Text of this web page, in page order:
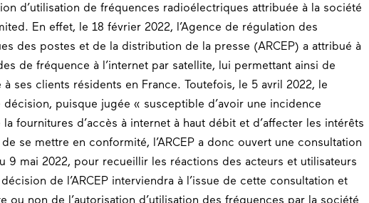
d’utilisation de fréquences radioélectriques attribuée à la société
En effet, le 18 février 2022, l’Agence de régulation des
des postes et de la distribution de la presse (ARCEP) a attribué à
de fréquence à l’internet par satellite, lui permettant ainsi de
ses clients résidents en France. Toutefois, le 5 avril 2022, le
décision, puisque jugée « susceptible d’avoir une incidence
fournitures d’accès à internet à haut débit et d’affecter les intérêts
se mettre en conformité, l’ARCEP a donc ouvert une consultation
9 mai 2022, pour recueillir les réactions des acteurs et utilisateurs
de l’ARCEP interviendra à l’issue de cette consultation et
ou non de l’autorisation d’utilisation des fréquences par la société